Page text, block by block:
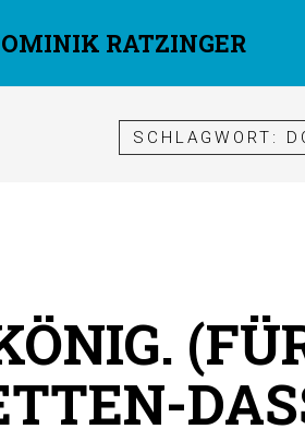
RATZINGER
SCHLAGWORT: